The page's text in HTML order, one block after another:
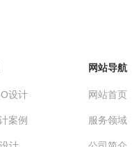
设计
案例
网站导航
网站首页
服务领域